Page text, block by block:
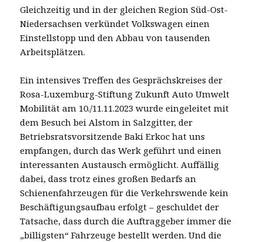
Gleichzeitig und in der gleichen Region Süd-Ost-
Niedersachsen verkündet Volkswagen einen
Einstellstopp und den Abbau von tausenden
Arbeitsplätzen.
Ein intensives Treffen des Gesprächskreises der
Rosa-Luxemburg-Stiftung Zukunft Auto Umwelt
Mobilität am 10./11.11.2023 wurde eingeleitet mit
dem Besuch bei Alstom in Salzgitter, der
Betriebsratsvorsitzende Baki Erkoc hat uns
empfangen, durch das Werk geführt und einen
interessanten Austausch ermöglicht. Auffällig
dabei, dass trotz eines großen Bedarfs an
Schienenfahrzeugen für die Verkehrswende kein
Beschäftigungsaufbau erfolgt – geschuldet der
Tatsache, dass durch die Auftraggeber immer die
„billigsten“ Fahrzeuge bestellt werden. Und die